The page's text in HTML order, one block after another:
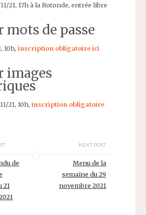
21, 17h à la Rotonde, entrée libre
mots de passe
10h, inscription obligatoire ici
images
21, 10h, inscription obligatoire
de
21
NEXT POST
Menu de la
semaine du 29
novembre 2021